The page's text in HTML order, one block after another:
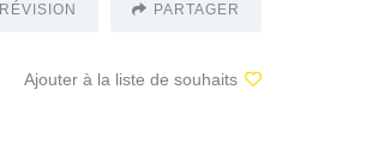
RÉVISION PARTAGER
Ajouter à la liste de souhaits